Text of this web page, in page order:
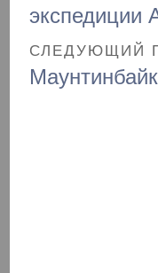
экспедиции
СЛЕДУЮЩИЙ
Маунтинбайк